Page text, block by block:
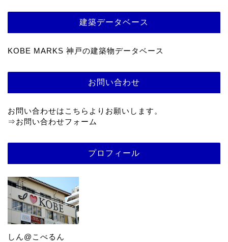
建築データベース
KOBE MARKS 神戸の建築物データベース
お問い合わせ
お問い合わせはこちらよりお願いします。
⇒お問い合わせフォーム
プロフィール
しん@こべるん